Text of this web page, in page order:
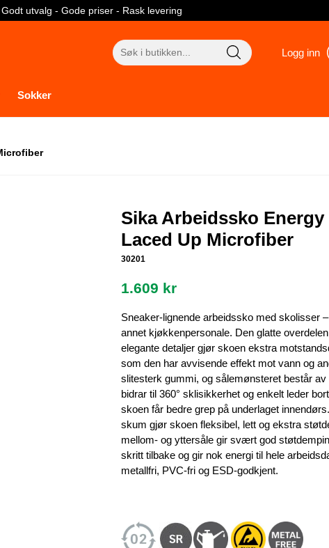
Godt utvalg - Gode priser - Rask levering
Søk
etter:
Logg inn
Sokker
Sika Arbeidssko Energy
Laced Up Microfiber
30201
1.609 kr
Sneaker-lignende arbeidssko med skolisser
annet kjøkkenpersonale. Den glatte
elegante detaljer gjør skoen ekstra
som den har avvisende effekt mot vann og
slitesterk gummi, og sålemønsteret består
bidrar til 360° sklisikkerhet og enkelt leder
skoen får bedre grep på underlaget
skum gjør skoen fleksibel, lett og ekstra
mellom- og yttersåle gir svært god
skritt tilbake og gir nok energi til hele
metallfri, PVC-fri og ESD-godkjent.